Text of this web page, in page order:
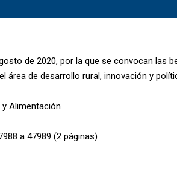
de 2020, por la que se convocan las
área de desarrollo rural, innovación y
Alimentación
a 47989 (2 páginas)